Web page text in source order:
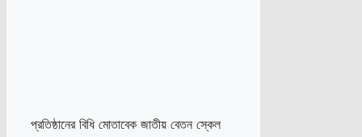
প্রতিষ্ঠানের বিধি মোতাবেক জাতীয় বেতন স্কেল